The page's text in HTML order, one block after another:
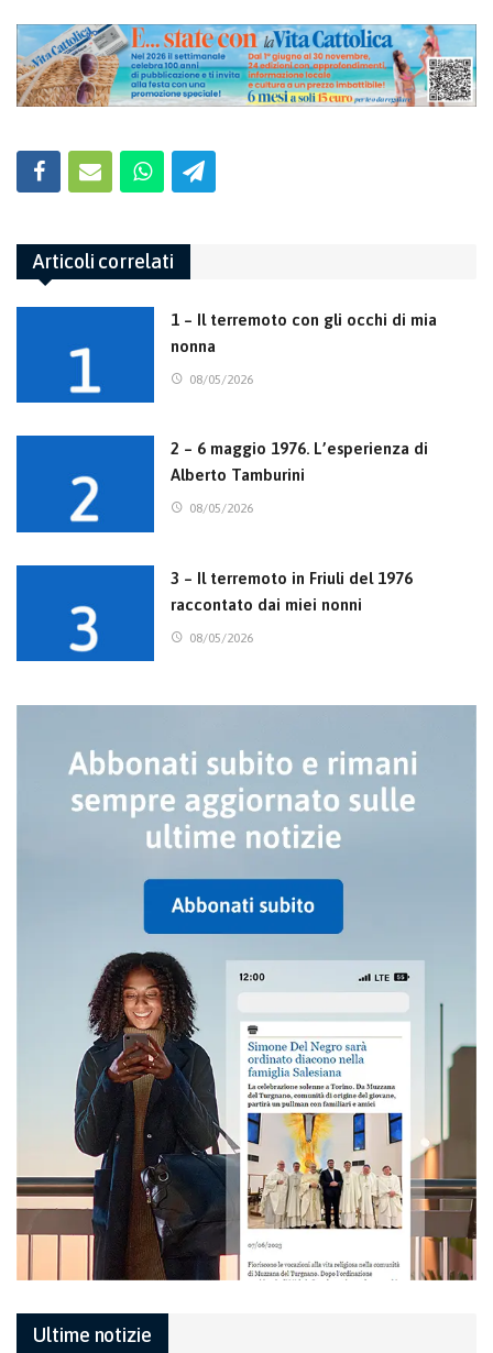
Articoli correlati
1 – Il terremoto con gli occhi di mia
nonna
08/05/2026
2 – 6 maggio 1976. L’esperienza di
Alberto Tamburini
08/05/2026
3 – Il terremoto in Friuli del 1976
raccontato dai miei nonni
08/05/2026
Ultime notizie